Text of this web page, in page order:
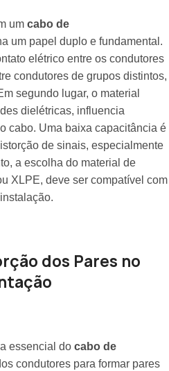
um cabo de
um papel duplo e fundamental.
elétrico entre os condutores
condutores de grupos distintos,
segundo lugar, o material
dielétricas, influencia
cabo. Uma baixa capacitância é
de sinais, especialmente
a escolha do material de
XLPE, deve ser compatível com
dos Pares no
essencial do cabo de
condutores para formar pares